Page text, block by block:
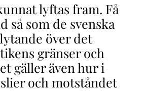
lyftas fram. Få
som de svenska
över det
gränser och
gäller även hur i
och motståndet